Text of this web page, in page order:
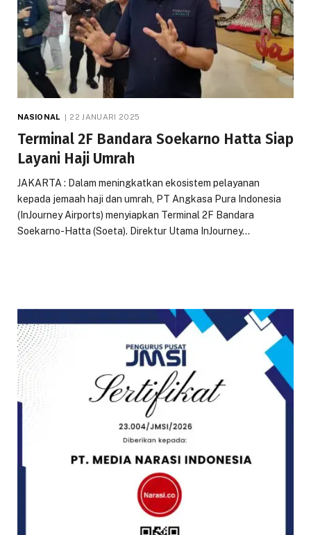
NASIONAL 22 JANUARI 2025
Terminal 2F Bandara Soekarno Hatta Siap
Layani Haji Umrah
JAKARTA : Dalam meningkatkan ekosistem pelayanan
kepada jemaah haji dan umrah, PT Angkasa Pura Indonesia
(InJourney Airports) menyiapkan Terminal 2F Bandara
Soekarno-Hatta (Soeta). Direktur Utama InJourney…